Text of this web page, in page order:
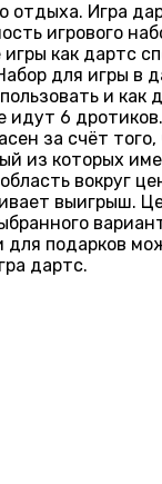
отдыха. Игра
игрового
как дартс
для игры в
и как
идут 6
за счёт
из которых
вокруг
выигрыш.
подарков
дартс.